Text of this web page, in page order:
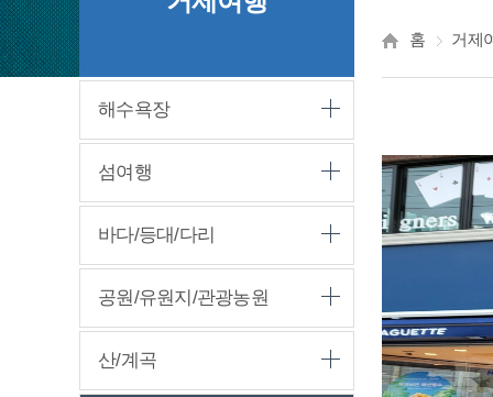
해수욕장
섬여행
바다/등대/다리
공원/유원지/관광농원
산/계곡
홈 거제